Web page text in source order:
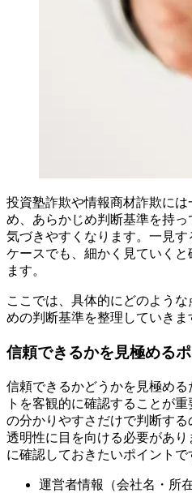
投資塾詐欺や情報商材詐欺に
め、あらかじめ判断基準を持
気づきやすくなります。一見
ケースでも、細かく見ていく
ます。
ここでは、具体的にどのよう
めの判断基準を整理していきま
信頼できるかを見極める
信頼できるかどうかを見極め
トを客観的に確認することが
の分かりやすさだけで判断す
透明性に目を向ける必要があ
に確認しておきたいポイントで
運営者情報（会社名・所